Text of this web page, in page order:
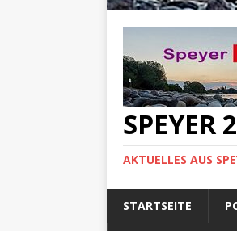
SPEYER
AKTUELLES AUS
STARTSEITE